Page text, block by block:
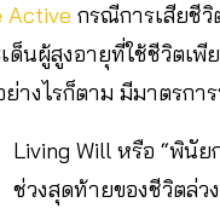
Active กรณีการเสียชีวิ
ด็นผู้สูงอายุที่ใช้ชีวิตเ
ย่างไรก็ตาม มีมาตรกา
Living Will หรือ “พินัย
ช่วงสุดท้ายของชีวิตล่